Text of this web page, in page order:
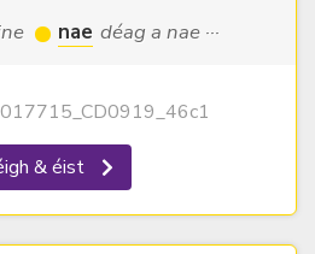
nae déag a nae ···
& éist